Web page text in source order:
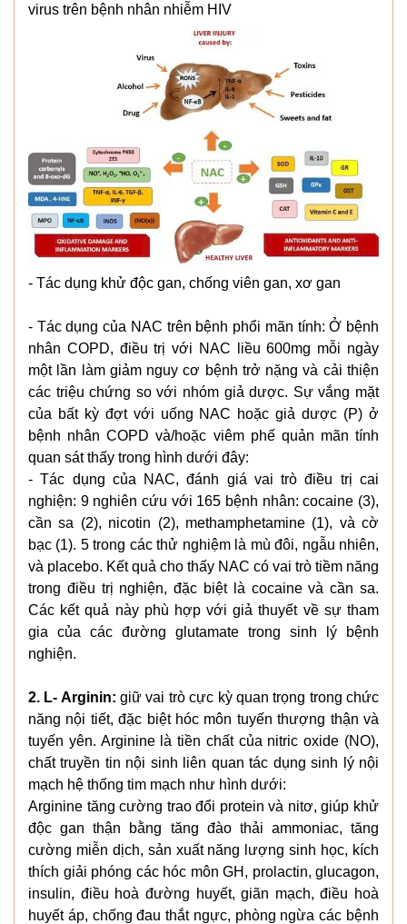
virus trên bệnh nhân nhiễm HIV
- Tác dụng khử độc gan, chống viên gan, xơ gan
- Tác dụng của NAC trên bệnh phổi mãn tính: Ở bệnh
nhân COPD, điều trị với NAC liều 600mg mỗi ngày
một lần làm giảm nguy cơ bệnh trở nặng và cải thiện
các triệu chứng so với nhóm giả dược. Sự vắng mặt
của bất kỳ đợt với uống NAC hoặc giả dược (P) ở
bệnh nhân COPD và/hoặc viêm phế quản mãn tính
quan sát thấy trong hình dưới đây:
- Tác dụng của NAC, đánh giá vai trò điều trị cai
nghiện: 9 nghiên cứu với 165 bệnh nhân: cocaine (3),
cần sa (2), nicotin (2), methamphetamine (1), và cờ
bạc (1). 5 trong các thử nghiệm là mù đôi, ngẫu nhiên,
và placebo. Kết quả cho thấy NAC có vai trò tiềm năng
trong điều trị nghiện, đặc biệt là cocaine và cần sa.
Các kết quả này phù hợp với giả thuyết về sự tham
gia của các đường glutamate trong sinh lý bệnh
nghiện.
2. L- Arginin:giữ vai trò cực kỳ quan trọng trong chức
năng nội tiết, đặc biệt hóc môn tuyến thượng thận và
tuyến yên. Arginine là tiền chất của nitric oxide (NO),
chất truyền tin nội sinh liên quan tác dụng sinh lý nội
mạch hệ thống tim mạch như hình dưới:
Arginine tăng cường trao đổi protein và nitơ, giúp khử
độc gan thận bằng tăng đào thải ammoniac, tăng
cường miễn dịch, sản xuất năng lượng sinh học, kích
thích giải phóng các hóc môn GH, prolactin, glucagon,
insulin, điều hoà đường huyết, giãn mạch, điều hoà
huyết áp, chống đau thắt ngực, phòng ngừa các bệnh